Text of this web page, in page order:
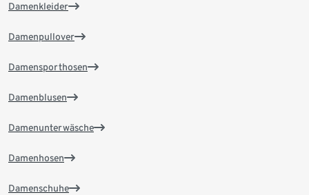
Damenkleider
Damenpullover
Damensporthosen
Damenblusen
Damenunterwäsche
Damenhosen
Damenschuhe